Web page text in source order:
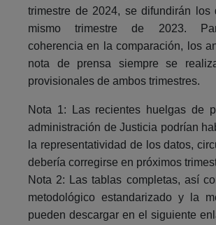
trimestre de 2024, se difundirán los
mismo trimestre de 2023.
coherencia en la comparación, los
nota de prensa siempre se
provisionales de ambos trimestres.
Nota 1: Las recientes huelgas de
administración de Justicia podrían
la representatividad de los datos,
debería corregirse en próximos
Nota 2: Las tablas completas, así
metodológico estandarizado y la
pueden descargar en el siguiente